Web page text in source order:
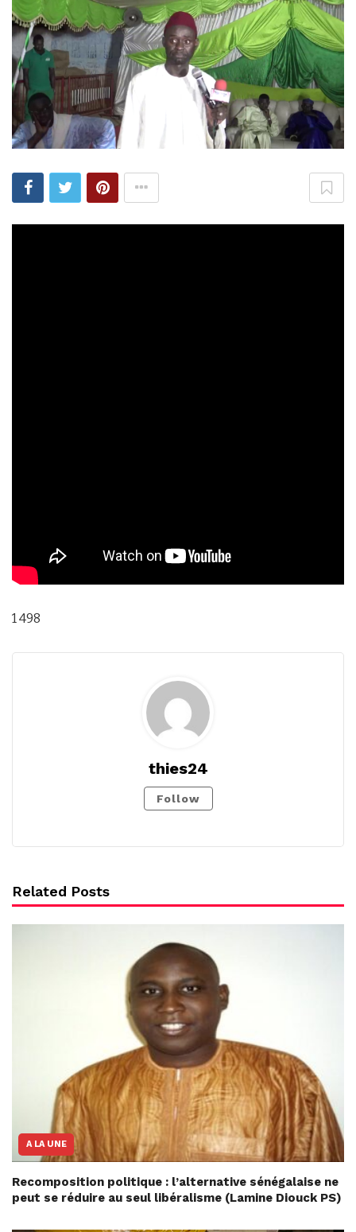
1 498
thies24
Follow
Related Posts
A LA UNE
Recomposition politique : l’alternative sénégalaise ne
peut se réduire au seul libéralisme (Lamine Diouck PS)